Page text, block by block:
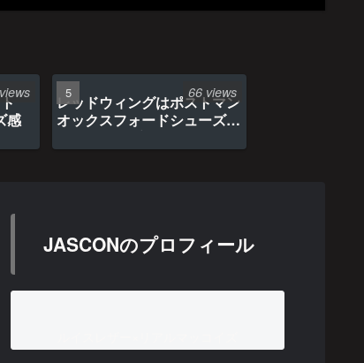
感
レッドウィングはポストマン
オックスフォードシューズ約
1年間の経年変化
66 views
JASCONのプロフィール